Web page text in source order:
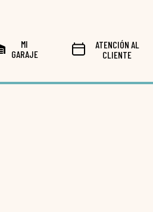
MI
GARAJE
ATENCIÓN AL
CLIENTE